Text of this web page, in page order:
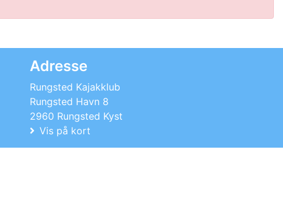
Adresse
Rungsted Kajakklub
Rungsted Havn 8
2960 Rungsted Kyst
Vis på kort